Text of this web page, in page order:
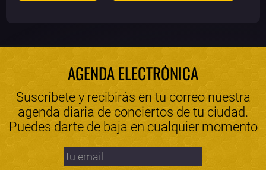
AGENDA ELECTRÓNICA
Suscríbete y recibirás en tu correo nuestra
agenda diaria de conciertos de tu ciudad.
Puedes darte de baja en cualquier momento